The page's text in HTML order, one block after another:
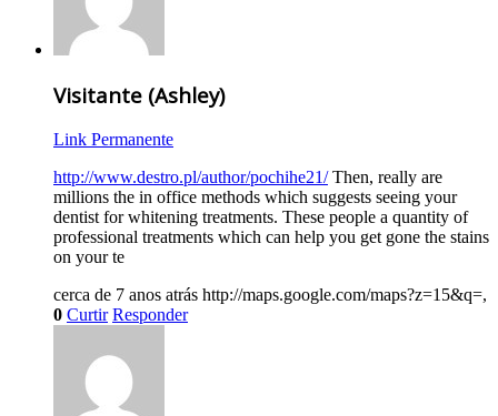
Visitante (Ashley)
Link Permanente
http://www.destro.pl/author/pochihe21/Then, really are
millions the in office methods which suggests seeing your
dentist for whitening treatments. These people a quantity of
professional treatments which can help you get gone the stains
on your te
cerca de 7 anos atrás http://maps.google.com/maps?z=15&q=,
0 Curtir Responder